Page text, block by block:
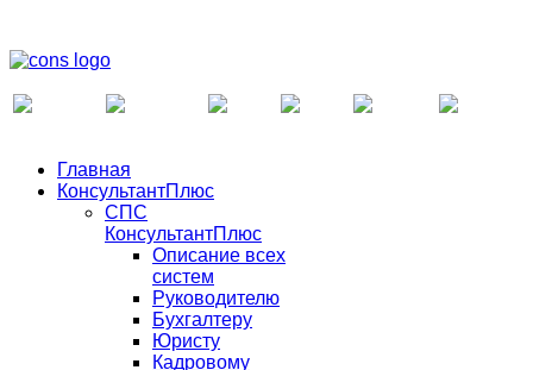
Главная
КонсультантПлюс
СПС
КонсультантПлюс
Описание всех
систем
Руководителю
Бухгалтеру
Юристу
Кадровому